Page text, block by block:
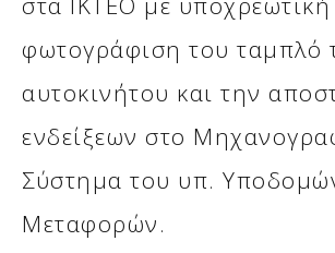
φωτογράφιση του ταμπλό
αυτοκινήτου και την
ενδείξεων στο
Σύστημα του υπ.
Μεταφορών.